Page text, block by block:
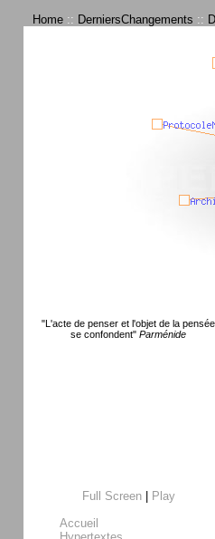
Home :: DerniersChangements ::
"L'acte de penser et l'objet de la pensée
se confondent" Parménide
Full Screen|
Play
Accueil